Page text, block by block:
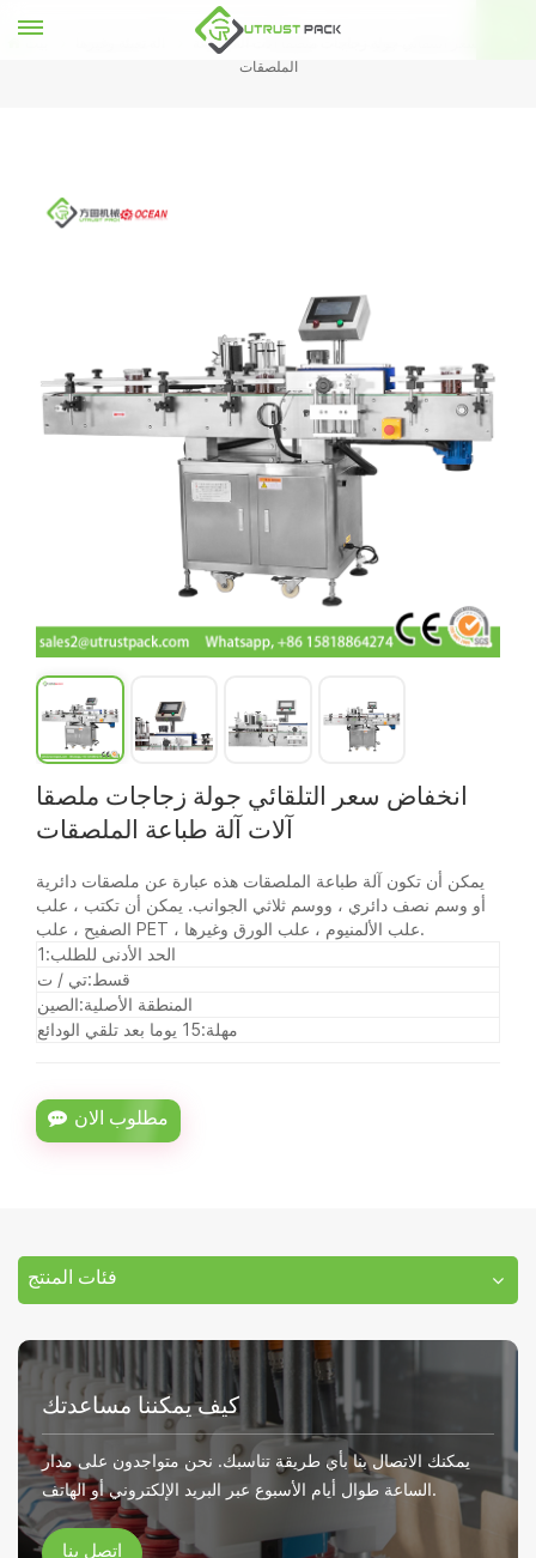
انخفاض سعر التلقائي جولة زجاجات ملصقا آلات آلة طباعة
الملصقات
انخفاض سعر التلقائي جولة زجاجات ملصقا
آلات آلة طباعة الملصقات
يمكن أن تكون آلة طباعة الملصقات هذه عبارة عن ملصقات دائرية
أو وسم نصف دائري ، ووسم ثلاثي الجوانب. يمكن أن تكتب ، علب
الصفيح ، علب PET ، علب الألمنيوم ، علب الورق وغيرها.
الحد الأدنى للطلب:1
قسط:تي / ت
المنطقة الأصلية:الصين
مهلة:15 يوما بعد تلقي الودائع
مطلوب الان
فئات المنتج
كيف يمكننا مساعدتك
يمكنك الاتصال بنا بأي طريقة تناسبك. نحن متواجدون على مدار
الساعة طوال أيام الأسبوع عبر البريد الإلكتروني أو الهاتف.
اتصل بنا